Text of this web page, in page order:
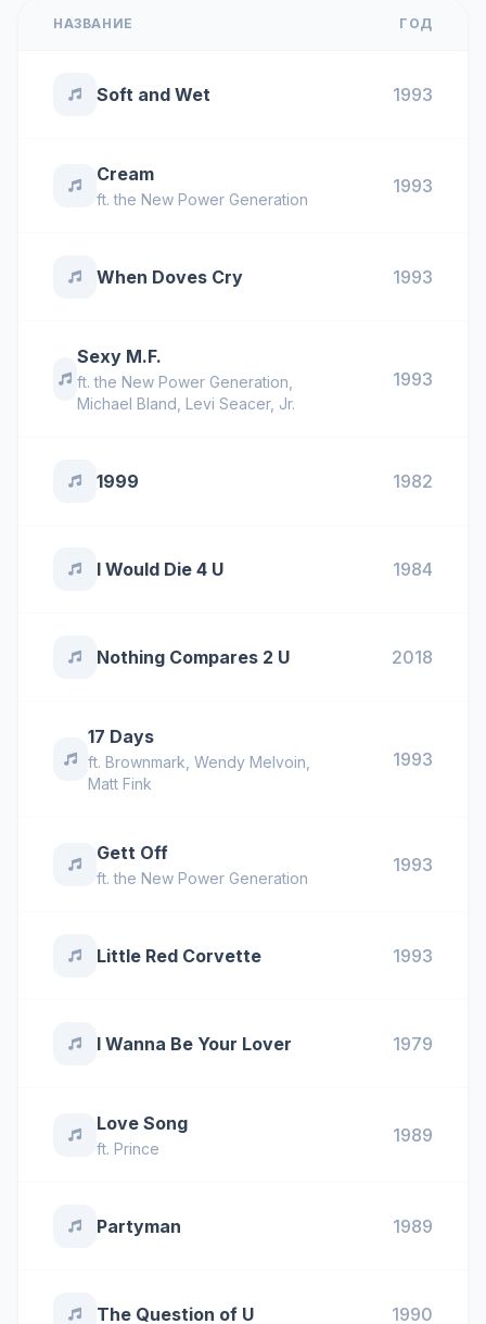
НАЗВАНИЕ ГОД
Soft and Wet 1993
Cream
ft.the New Power Generation
1993
When Doves Cry 1993
Sexy M.F.
ft.the New Power Generation
Michael Bland ,Levi Seacer, Jr.
1993
1999 1982
I Would Die 4 U 1984
Nothing Compares 2 U 2018
17 Days
ft.Brownmark ,Wendy Melvoin
Matt Fink
1993
Gett Off
ft.the New Power Generation
1993
Little Red Corvette 1993
I Wanna Be Your Lover 1979
Love Song
ft. Prince
1989
Partyman 1989
The Question of U 1990